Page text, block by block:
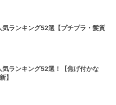
気ランキング52選【プチプラ・髪質
気ランキング52選！【焦げ付かな
】